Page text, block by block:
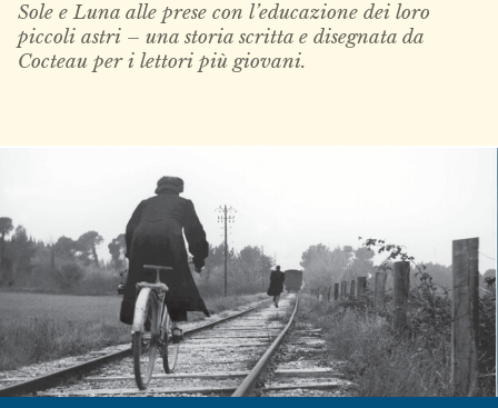
Sole e Luna alle prese con l’educazione dei loro
piccoli astri – una storia scritta e disegnata da
Cocteau per i lettori più giovani.